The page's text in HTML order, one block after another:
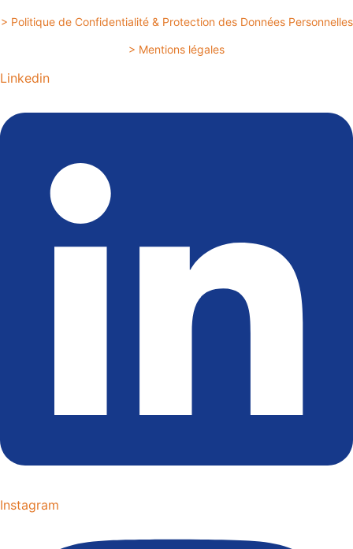
> Politique de Confidentialité & Protection des Données Personnelles
> Mentions légales
Linkedin
Instagram